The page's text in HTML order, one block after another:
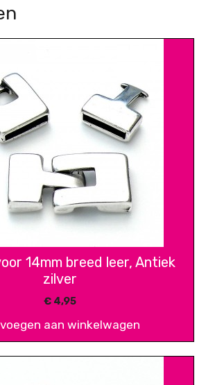
14mm breed leer, Antiek
zilver
€4,95
aan winkelwagen